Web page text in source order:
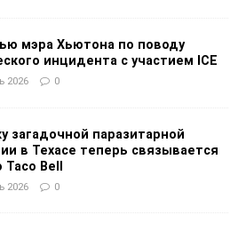
мэра Хьютона по поводу
инцидента с участием ICE
2026 0
загадочной паразитарной
в Техасе теперь связывается
Bell
2026 0